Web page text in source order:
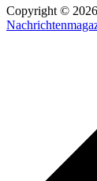
Copyright ©